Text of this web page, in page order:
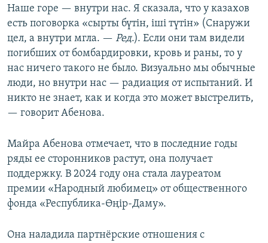
Наше горе — внутри нас. Я сказала, что у казахов
есть поговорка «сырты бүтін, іші түтін» (Снаружи
цел, а внутри мгла. — Ред.). Если они там видели
погибших от бомбардировки, кровь и раны, то у
нас ничего такого не было. Визуально мы обычные
люди, но внутри нас — радиация от испытаний. И
никто не знает, как и когда это может выстрелить,
— говорит Абенова.
Майра Абенова отмечает, что в последние годы
ряды ее сторонников растут, она получает
поддержку. В 2024 году она стала лауреатом
премии «Народный любимец» от общественного
фонда «Республика-Өңір-Даму».
Она наладила партнёрские отношения с